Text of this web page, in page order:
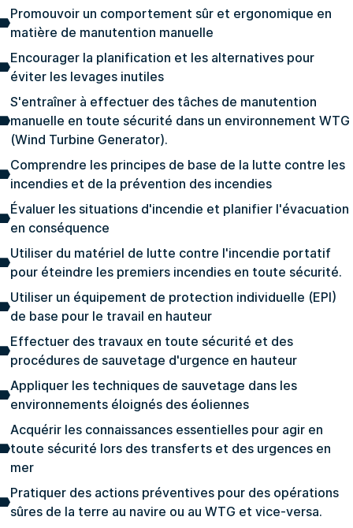
Promouvoir un comportement sûr et ergonomique en
matière de manutention manuelle
Encourager la planification et les alternatives pour
éviter les levages inutiles
S'entraîner à effectuer des tâches de manutention
manuelle en toute sécurité dans un environnement WTG
(Wind Turbine Generator).
Comprendre les principes de base de la lutte contre les
incendies et de la prévention des incendies
Évaluer les situations d'incendie et planifier l'évacuation
en conséquence
Utiliser du matériel de lutte contre l'incendie portatif
pour éteindre les premiers incendies en toute sécurité.
Utiliser un équipement de protection individuelle (EPI)
de base pour le travail en hauteur
Effectuer des travaux en toute sécurité et des
procédures de sauvetage d'urgence en hauteur
Appliquer les techniques de sauvetage dans les
environnements éloignés des éoliennes
Acquérir les connaissances essentielles pour agir en
toute sécurité lors des transferts et des urgences en
mer
Pratiquer des actions préventives pour des opérations
sûres de la terre au navire ou au WTG et vice-versa.